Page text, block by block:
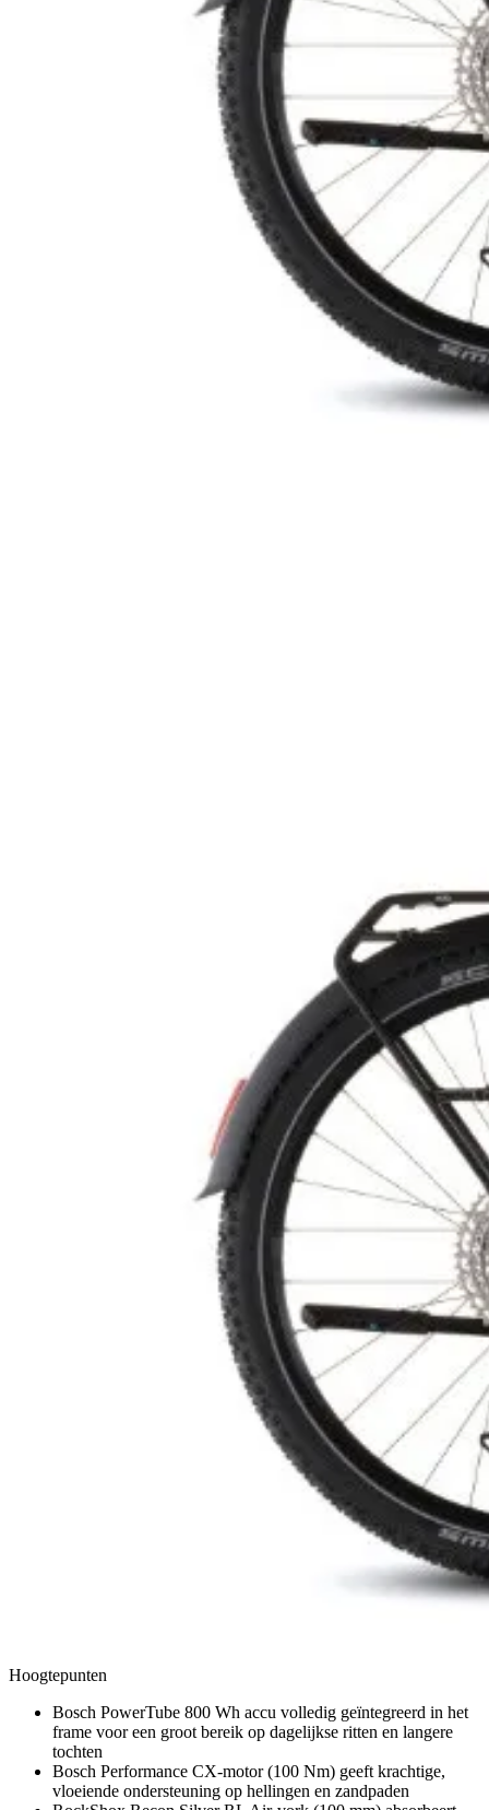
Hoogtepunten
Bosch PowerTube 800 Wh accu volledig geïntegreerd in het
frame voor een groot bereik op dagelijkse ritten en langere
tochten
Bosch Performance CX-motor (100 Nm) geeft krachtige,
vloeiende ondersteuning op hellingen en zandpaden